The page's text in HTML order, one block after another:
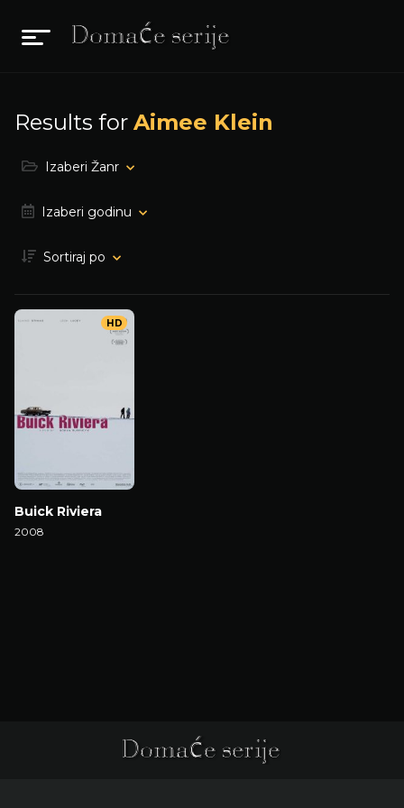
Results for Aimee Klein
Izaberi Žanr
Izaberi godinu
Sortiraj po
Buick Riviera
2008
HD